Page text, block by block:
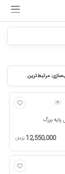
مرتبط‌ترین
پایه بزرگ
12,550,000تومان